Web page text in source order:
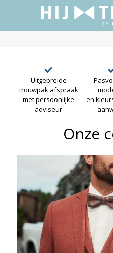
Uitgebreide
trouwpak afspraak
met persoonlijke
adviseur
en
Onze